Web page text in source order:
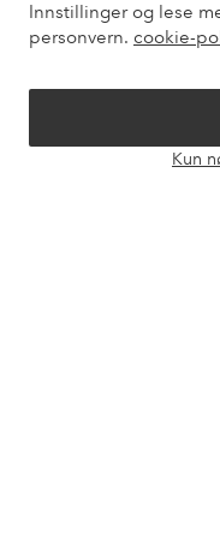
Innstillinger og lese
personvern. cookie-
Kun
Mine sider